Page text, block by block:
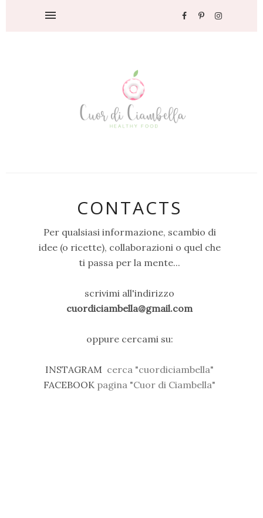
CONTACTS
Per qualsiasi informazione, scambio di
idee (o ricette), collaborazioni o quel che
ti passa per la mente...
scrivimi all'indirizzo
cuordiciambella@gmail.com
oppure cercami su:
INSTAGRAM cerca "cuordiciambella"
FACEBOOK pagina "Cuor di Ciambella"